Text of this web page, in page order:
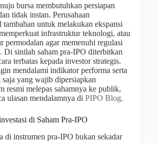
bursa membutuhkan persiapan
tidak instan. Perusahaan
tambahan untuk melakukan ekspansi
infrastruktur teknologi, atau
permodalan agar memenuhi regulasi
Di sinilah saham pra-IPO diterbitkan
terbatas kepada investor strategis.
mendalami indikator performa serta
yang wajib dipersiapkan
resmi melepas sahamnya ke publik,
ulasan mendalamnya di PIPO Blog.
di Saham Pra-IPO
di instrumen pra-IPO bukan sekadar